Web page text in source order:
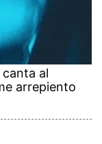
canta al
arrepiento